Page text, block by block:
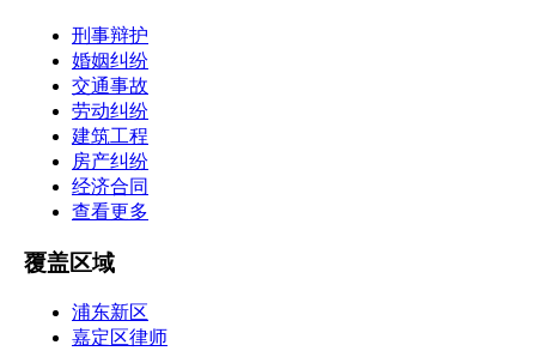
刑事辩护
婚姻纠纷
交通事故
劳动纠纷
建筑工程
房产纠纷
经济合同
查看更多
覆盖区域
浦东新区
嘉定区律师